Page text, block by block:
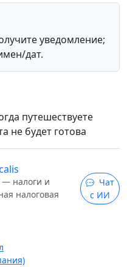
уведомление;
дат.
путешествуете
не будет готова
— налоги и
налоговая
Чат
с ИИ